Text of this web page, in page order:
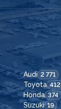
Audi 2 771
Toyota 412
Honda 374
Suzuki 19